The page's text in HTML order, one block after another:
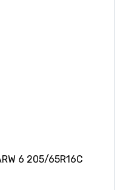
6 205/65R16C